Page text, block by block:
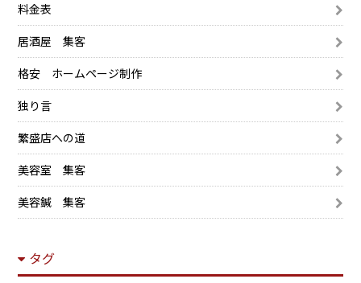
料金表
居酒屋 集客
格安 ホームページ制作
独り言
繁盛店への道
美容室 集客
美容鍼 集客
タグ